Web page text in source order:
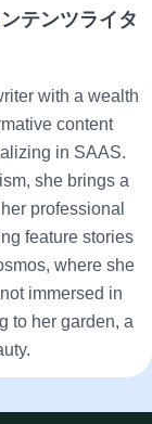
テンツライタ
with a wealth
content
in SAAS.
she brings a
professional
feature stories
where she
immersed in
to her garden, a